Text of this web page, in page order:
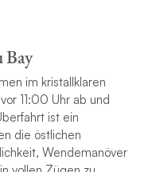
Bay
im kristallklaren
11:00 Uhr ab und
ist ein
die östlichen
Wendemanöver